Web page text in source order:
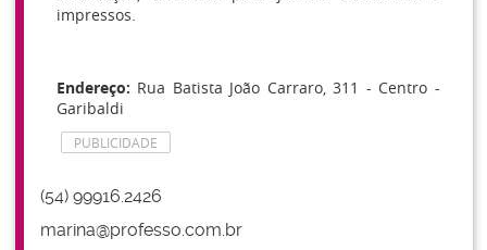
impressos.
Endereço: Rua Batista João Carraro, 311 - Centro -
Garibaldi
PUBLICIDADE
(54) 99916.2426
marina@professo.com.br